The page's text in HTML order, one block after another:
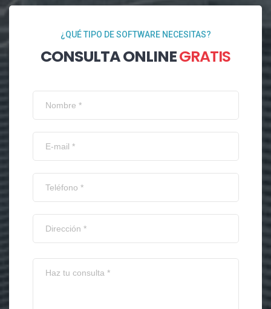
¿QUÉ TIPO DE SOFTWARE NECESITAS?
CONSULTA ONLINEGRATIS